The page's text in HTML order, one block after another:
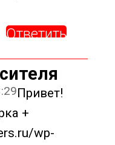
Ответить
Привет!
+